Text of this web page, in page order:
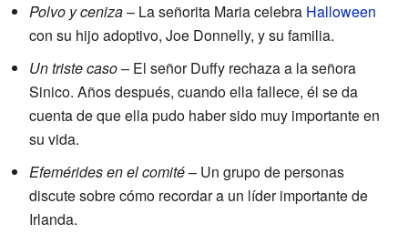
Polvo y ceniza– La señorita Maria celebra Halloween
con su hijo adoptivo, Joe Donnelly, y su familia.
Un triste caso– El señor Duffy rechaza a la señora
Sinico. Años después, cuando ella fallece, él se da
cuenta de que ella pudo haber sido muy importante en
su vida.
Efemérides en el comité– Un grupo de personas
discute sobre cómo recordar a un líder importante de
Irlanda.